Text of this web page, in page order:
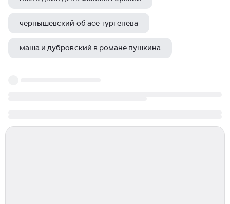
чернышевский об асе тургенева
маша и дубровский в романе пушкина